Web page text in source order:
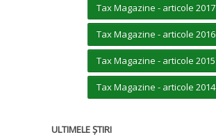
Tax Magazine - articole 2017
Tax Magazine - articole 2016
Tax Magazine - articole 2015
Tax Magazine - articole 2014
ULTIMELE ȘTIRI